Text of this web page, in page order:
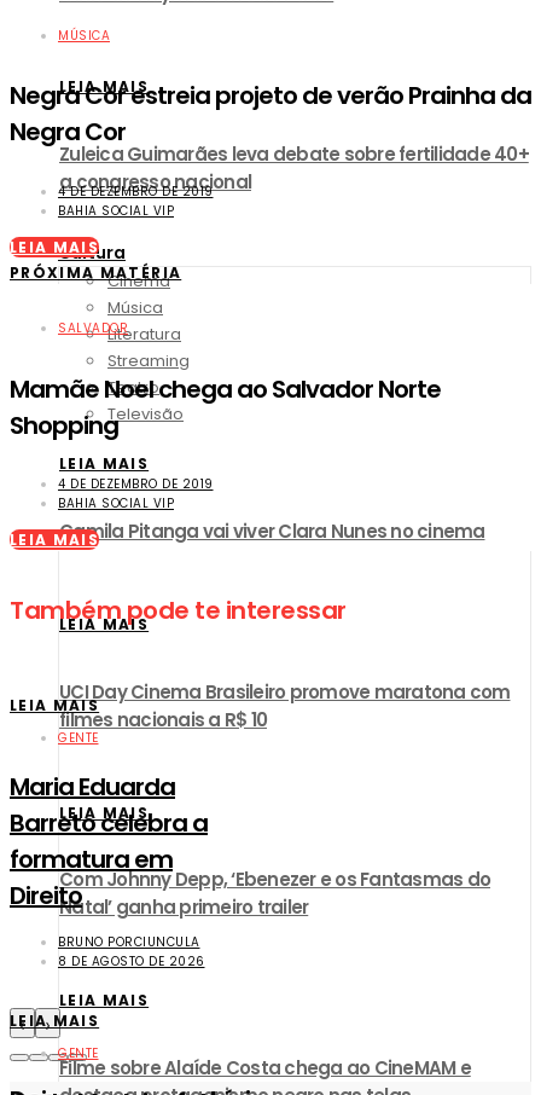
LEIA MAIS
Zuleica Guimarães leva debate sobre fertilidade 40+
a congresso nacional
Cultura
Cinema
Música
Literatura
Streaming
Teatro
Televisão
LEIA MAIS
Camila Pitanga vai viver Clara Nunes no cinema
LEIA MAIS
UCI Day Cinema Brasileiro promove maratona com
filmes nacionais a R$ 10
LEIA MAIS
Com Johnny Depp, ‘Ebenezer e os Fantasmas do
Natal’ ganha primeiro trailer
LEIA MAIS
Filme sobre Alaíde Costa chega ao CineMAM e
MÚSICA
Negra Cor estreia projeto de verão Prainha da
Negra Cor
4 DE DEZEMBRO DE 2019
BAHIA SOCIAL VIP
LEIA MAIS
PRÓXIMA MATÉRIA
SALVADOR
Mamãe Noel chega ao Salvador Norte
Shopping
4 DE DEZEMBRO DE 2019
BAHIA SOCIAL VIP
LEIA MAIS
Também pode te interessar
LEIA MAIS
GENTE
Maria Eduarda
Barreto celebra a
formatura em
Direito
BRUNO PORCIUNCULA
8 DE AGOSTO DE 2026
LEIA MAIS
GENTE
‹ ›